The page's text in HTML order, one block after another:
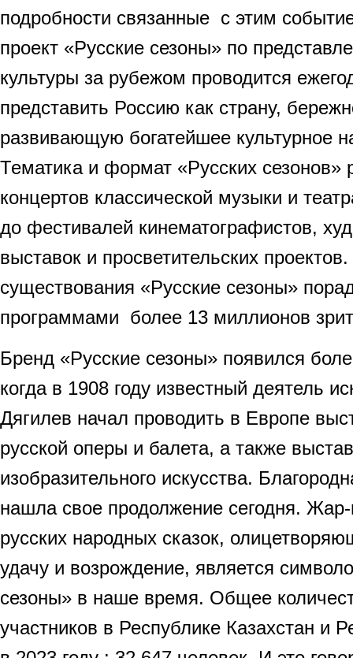
подробности связанные с этим
проект «Русские сезоны» по
культуры за рубежом проводится
представить Россию как страну,
развивающую богатейшее культурное
Тематика и формат «Русских сезонов»
концертов классической музыки и
до фестивалей кинематографистов,
выставок и просветительских
существования «Русские сезоны»
программами более 13 миллионов
Бренд «Русские сезоны» появился
когда в 1908 году известный деятель
Дягилев начал проводить в Европе
русской оперы и балета, а также
изобразительного искусства.
нашла свое продолжение сегодня.
русских народных сказок,
удачу и возрождение, является
сезоны» в наше время. Общее
участников в Республике Казахстан и